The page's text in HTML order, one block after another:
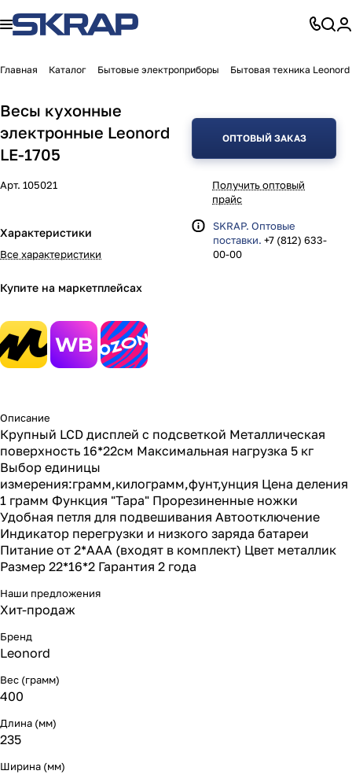
Главная Каталог Бытовые электроприборы Бытовая техника Leonord
Весы кухонные
электронные Leonord
LE-1705
Арт. 105021
Характеристики
Все характеристики
Купите на маркетплейсах
ОПТОВЫЙ ЗАКАЗ
Получить оптовый
прайс
SKRAP. Оптовые
поставки. +7 (812) 633-
00-00
Описание
Крупный LCD дисплей с подсветкой Металлическая
поверхность 16*22см Максимальная нагрузка 5 кг
Выбор единицы
измерения:грамм,килограмм,фунт,унция Цена деления
1 грамм Функция "Тара" Прорезиненные ножки
Удобная петля для подвешивания Автоотключение
Индикатор перегрузки и низкого заряда батареи
Питание от 2*ААА (входят в комплект) Цвет металлик
Размер 22*16*2 Гарантия 2 года
Наши предложения
Хит-продаж
Бренд
Leonord
Вес (грамм)
400
Длина (мм)
235
Ширина (мм)